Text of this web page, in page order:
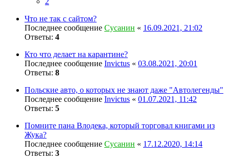
Что не так с сайтом?
Последнее сообщение Сусанин « 16.09.2021, 21:02
Ответы: 4
Кто что делает на карантине?
Последнее сообщение Invictus « 03.08.2021, 20:01
Ответы: 8
Польские авто, о которых не знают даже "Автолегенды"
Последнее сообщение Invictus « 01.07.2021, 11:42
Ответы: 5
Помните пана Влодека, который торговал книгами из
Жука?
Последнее сообщение Сусанин « 17.12.2020, 14:14
Ответы: 3